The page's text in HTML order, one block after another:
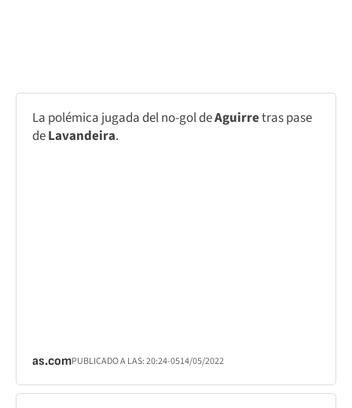
La polémica jugada del no-gol deAguirretras pase
deLavandeira.
as.comPUBLICADO A LAS:20:24-0514/05/2022